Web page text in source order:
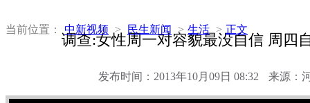
当前位置： 中新视频 > 民生新闻 > 生活 > 正文
调查:女性周一对容貌最没自信 周四
发布时间：2013年10月09日 08:32 来源：